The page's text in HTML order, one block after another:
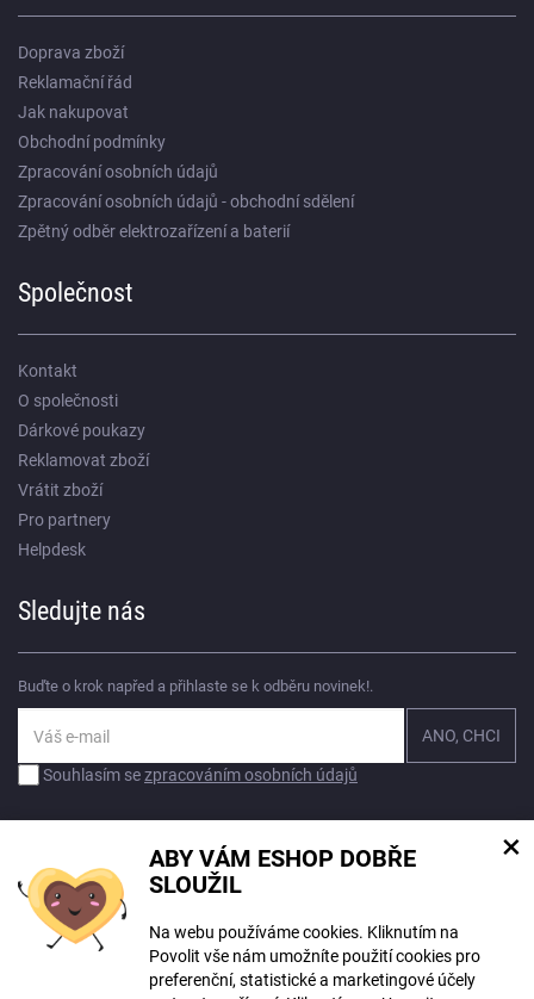
ABY VÁM ESHOP DOBŘE
SLOUŽIL
Na webu používáme cookies. Kliknutím na
Povolit vše nám umožníte použití cookies pro
preferenční, statistické a marketingové účely
×
Doprava zboží
Reklamační řád
Jak nakupovat
Obchodní podmínky
Zpracování osobních údajů
Zpracování osobních údajů - obchodní sdělení
Zpětný odběr elektrozařízení a baterií
Společnost
Kontakt
O společnosti
Dárkové poukazy
Reklamovat zboží
Vrátit zboží
Pro partnery
Helpdesk
Sledujte nás
Buďte o krok napřed a přihlaste se k odběru novinek!.
Souhlasím sezpracováním osobních údajů
© Copyright ECLIPSERA s.r.o.
Všechna práva vyhrazena
Slovenská verze